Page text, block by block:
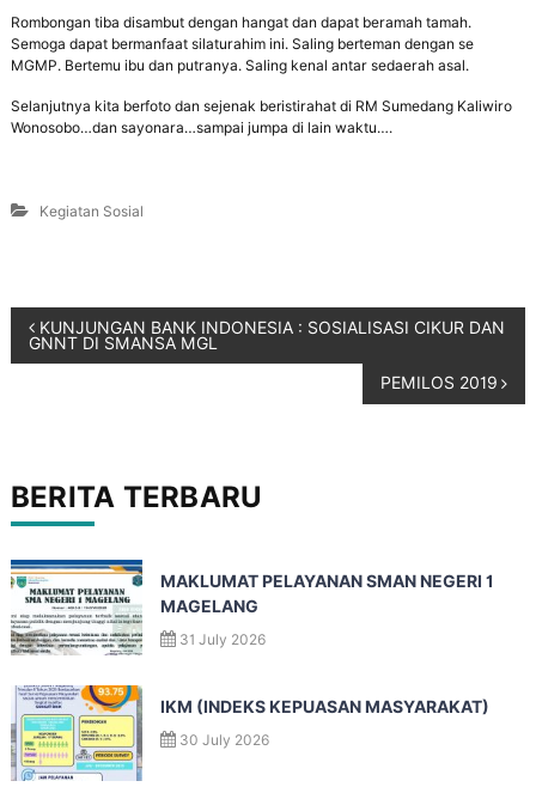
Rombongan tiba disambut dengan hangat dan dapat beramah tamah.
Semoga dapat bermanfaat silaturahim ini. Saling berteman dengan se
MGMP. Bertemu ibu dan putranya. Saling kenal antar sedaerah asal.
Selanjutnya kita berfoto dan sejenak beristirahat di RM Sumedang Kaliwiro
Wonosobo…dan sayonara…sampai jumpa di lain waktu….
Kegiatan Sosial
KUNJUNGAN BANK INDONESIA : SOSIALISASI CIKUR DAN
GNNT DI SMANSA MGL
PEMILOS 2019
BERITA TERBARU
MAKLUMAT PELAYANAN SMAN NEGERI 1
MAGELANG
31 July 2026
IKM (INDEKS KEPUASAN MASYARAKAT)
30 July 2026